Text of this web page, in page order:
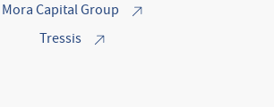
Mora Capital Group
Tressis